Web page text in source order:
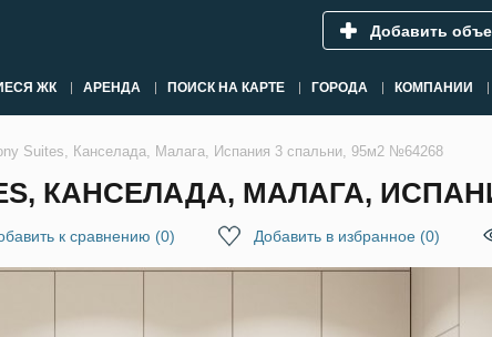
Добавить
ЖК АРЕНДА ПОИСК НА КАРТЕ ГОРОДА КОМПАНИИ
Suites, Канселада, Малага, Испания 3 спальни, 95м2 №64268
КАНСЕЛАДА, МАЛАГА,
к сравнению (0) Добавить в избранное (0)